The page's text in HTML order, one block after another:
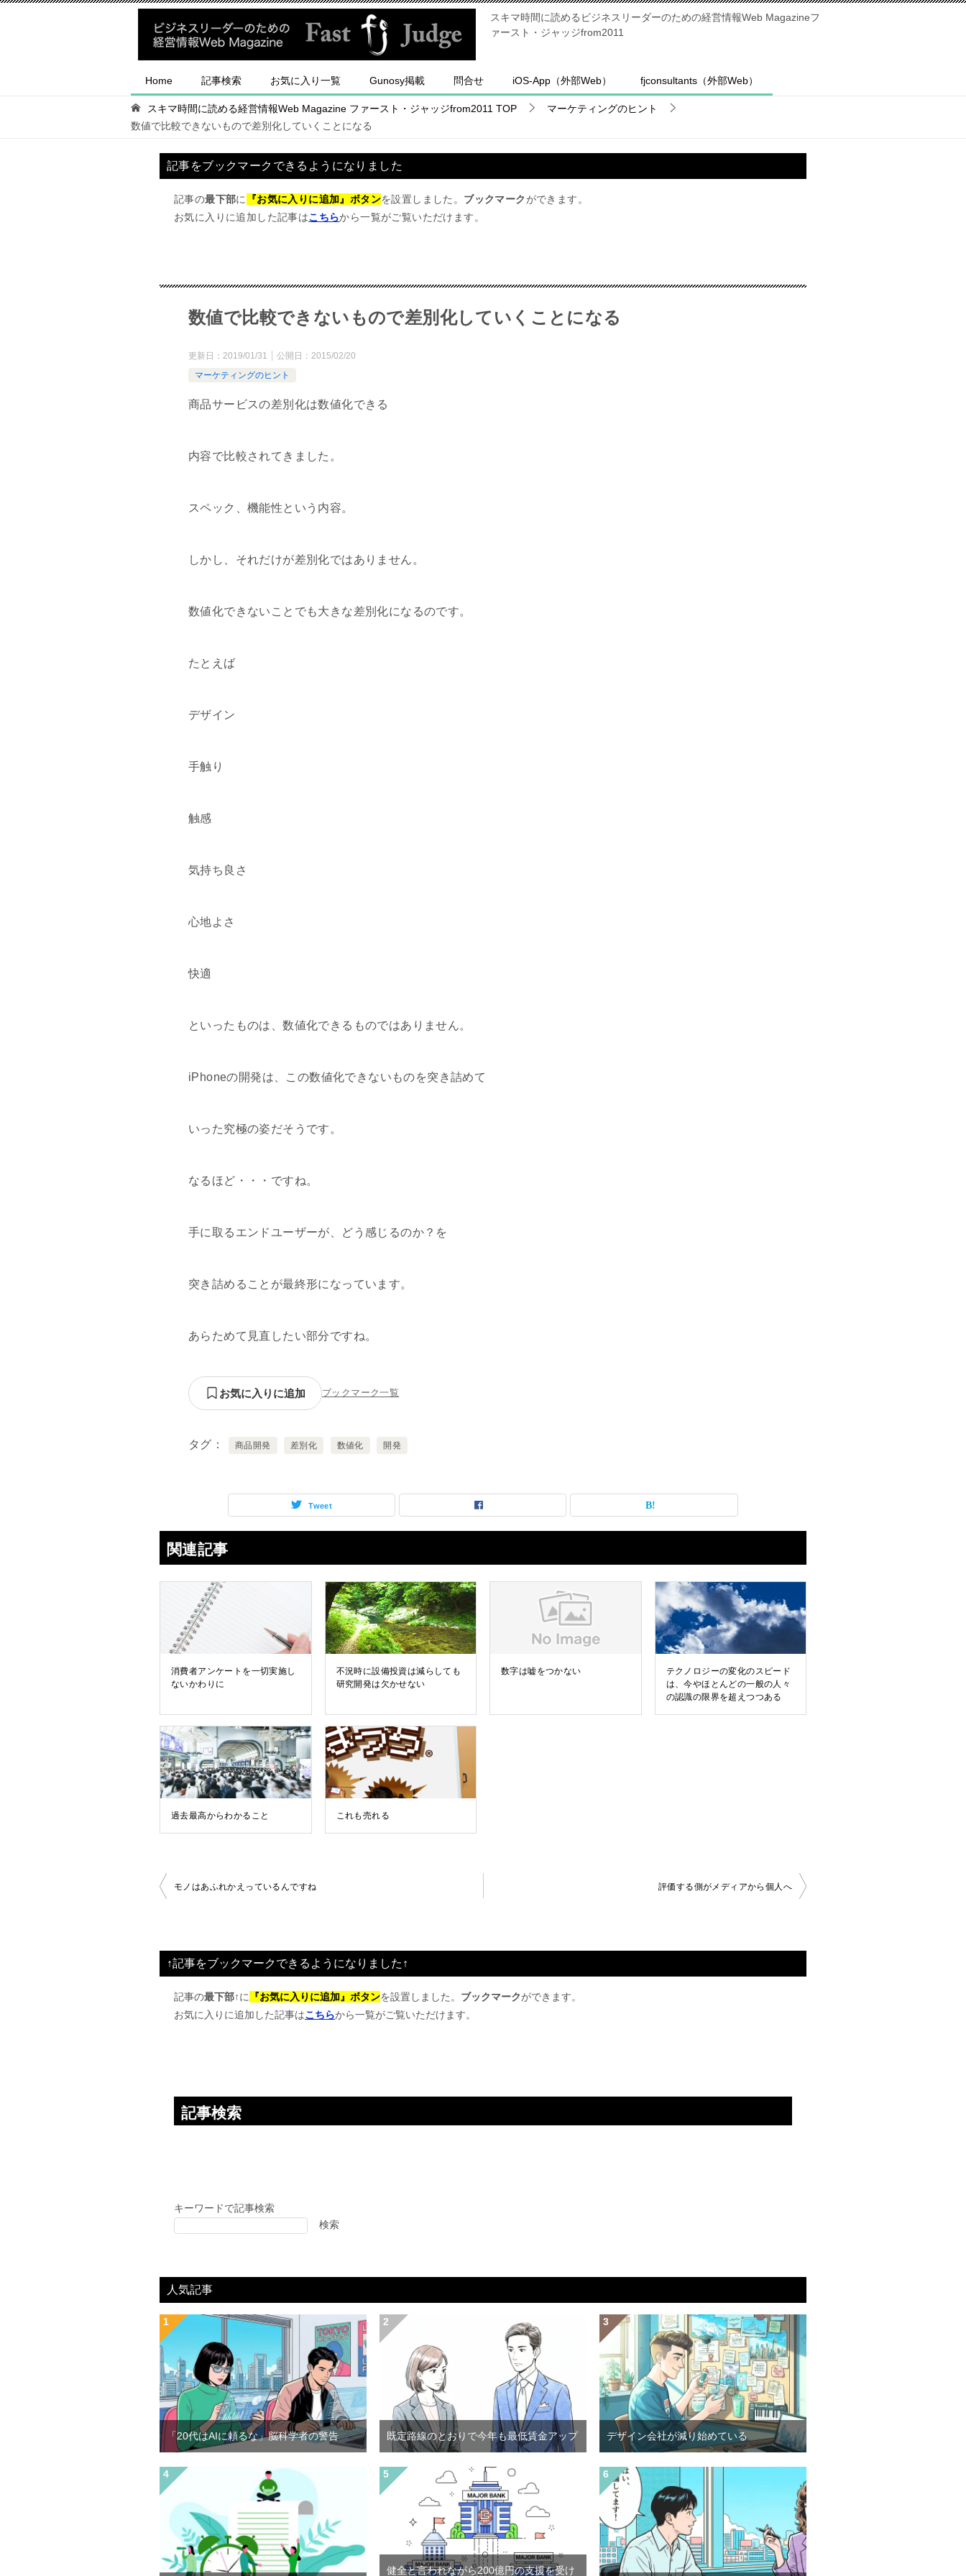
スキマ時間に読めるビジネスリーダーのための経営情報Web Magazineフ
ァースト・ジャッジfrom2011
Home 記事検索 お気に入り一覧 Gunosy掲載 問合せ iOS-App（外部Web） fjconsultants（外部Web）
スキマ時間に読める経営情報Web Magazine ファースト・ジャッジfrom2011 TOP
マーケティングのヒント
数値で比較できないもので差別化していくことになる
記事をブックマークできるようになりました
記事の最下部に 『お気に入りに追加』ボタンを設置しました。 ブックマーク ができます。
お気に入りに追加した記事はこちらから一覧がご覧いただけます。
数値で比較できないもので差別化していくことになる
更新日： 2019/01/31 公開日： 2015/02/20
マーケティングのヒント
商品サービスの差別化は数値化できる
内容で比較されてきました。
スペック、機能性という内容。
しかし、それだけが差別化ではありません。
数値化できないことでも大きな差別化になるのです。
たとえば
デザイン
手触り
触感
気持ち良さ
心地よさ
快適
といったものは、数値化できるものではありません。
iPhoneの開発は、この数値化できないものを突き詰めて
いった究極の姿だそうです。
なるほど・・・ですね。
手に取るエンドユーザーが、どう感じるのか？を
突き詰めることが最終形になっています。
あらためて見直したい部分ですね。
お気に入りに追加 ブックマーク一覧
タグ 商品開発 差別化 数値化 開発
Tweet
関連記事
消費者アンケートを一切実施し
ないかわりに
不況時に設備投資は減らしても
研究開発は欠かせない
数字は嘘をつかない
テクノロジーの変化のスピード
は、今やほとんどの一般の人々
の認識の限界を超えつつある
過去最高からわかること これも売れる
投
ビ
ゲ
ー
シ
モノはあふれかえっているんですね 評価する側がメディアから個人へ
↑記事をブックマークできるようになりました↑
記事の最下部↑に 『お気に入りに追加』ボタンを設置しました。 ブックマークができます。
お気に入りに追加した記事はこちらから一覧がご覧いただけます。
記事検索
キーワードで記事検索
検索
人気記事
「20代はAIに頼るな」脳科学者の警告 既定路線のとおりで今年も最低賃金アップ デザイン会社が減り始めている
健全と言われながら200億円の支援を受け